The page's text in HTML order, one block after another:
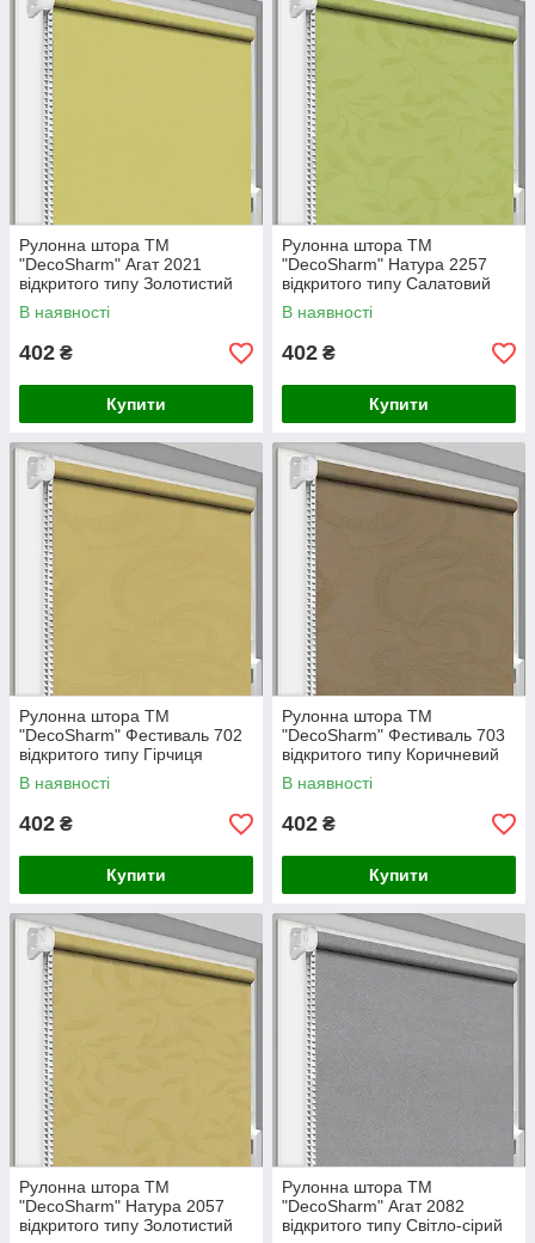
Рулонна штора ТМ
"DecoSharm" Агат 2021
відкритого типу Золотистий
В наявності
402 ₴
Купити
Рулонна штора ТМ
"DecoSharm" Натура 2257
відкритого типу Салатовий
В наявності
402 ₴
Купити
Рулонна штора ТМ
"DecoSharm" Фестиваль 702
відкритого типу Гірчиця
В наявності
402 ₴
Купити
Рулонна штора ТМ
"DecoSharm" Фестиваль 703
відкритого типу Коричневий
В наявності
402 ₴
Купити
Рулонна штора ТМ
"DecoSharm" Натура 2057
відкритого типу Золотистий
Рулонна штора ТМ
"DecoSharm" Агат 2082
відкритого типу Світло-сірий